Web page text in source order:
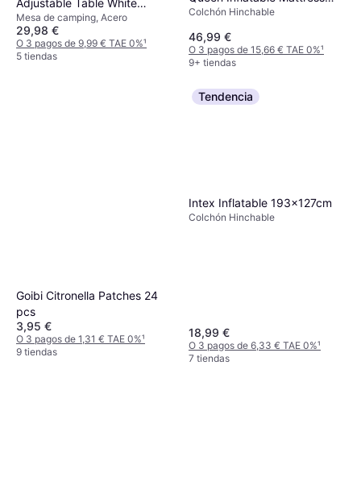
Granite
Mesa de camping, Acero
29,98 €
O 3 pagos de 9,99 € TAE 0%¹
5 tiendas
64136ND
Colchón Hinchable
46,99 €
O 3 pagos de 15,66 € TAE 0%¹
9+ tiendas
Goibi Citronella Patches 24
pcs
3,95 €
O 3 pagos de 1,31 € TAE 0%¹
9 tiendas
Tendencia
Intex Inflatable 193x127cm
Colchón Hinchable
18,99 €
O 3 pagos de 6,33 € TAE 0%¹
7 tiendas